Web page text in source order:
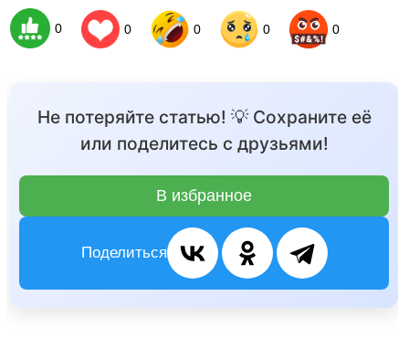
0 0 0 0 0
Не потеряйте статью! 💡 Сохраните её
или поделитесь с друзьями!
В избранное
Поделиться